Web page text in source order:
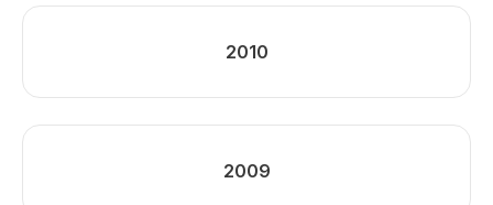
2010
2009